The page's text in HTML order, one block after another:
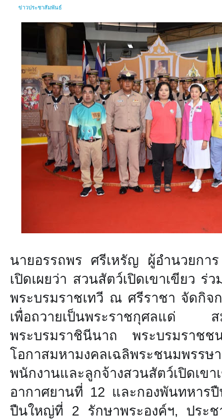
ข่าวประชาสัมพันธ์
นายอรรถพร ศรีเหรัญ ผู้อำนวยการ
เปิดเผยว่า สวนสัตว์เปิดเขาเขียว ร่
พระบรมราชเทวี ณ ศรีราชา จัดกิจ
เพื่อถวายเป็นพระราชกุศลแด่ สม
พระบรมราชินีนาถ พระบรมราชช
โอกาสมหามงคลเฉลิพระชนมพร
พนักงานและลูกจ้างสวนสัตว์เปิด
อากาศยานที่ 12 และกองพันทหาร
ปืนใหญ่ที่ 2 รักษาพระองค์ฯ, ประ